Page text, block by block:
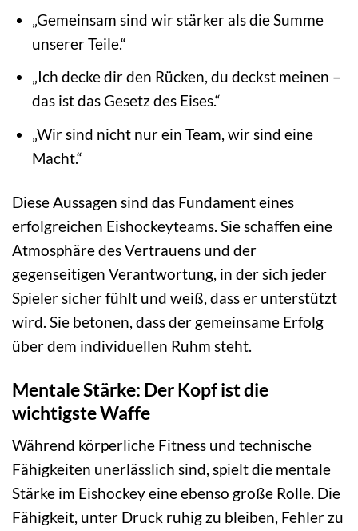
„Gemeinsam sind wir stärker als die Summe
unserer Teile.“
„Ich decke dir den Rücken, du deckst meinen –
das ist das Gesetz des Eises.“
„Wir sind nicht nur ein Team, wir sind eine
Macht.“
Diese Aussagen sind das Fundament eines
erfolgreichen Eishockeyteams. Sie schaffen eine
Atmosphäre des Vertrauens und der
gegenseitigen Verantwortung, in der sich jeder
Spieler sicher fühlt und weiß, dass er unterstützt
wird. Sie betonen, dass der gemeinsame Erfolg
über dem individuellen Ruhm steht.
Mentale Stärke: Der Kopf ist die
wichtigste Waffe
Während körperliche Fitness und technische
Fähigkeiten unerlässlich sind, spielt die mentale
Stärke im Eishockey eine ebenso große Rolle. Die
Fähigkeit, unter Druck ruhig zu bleiben, Fehler zu